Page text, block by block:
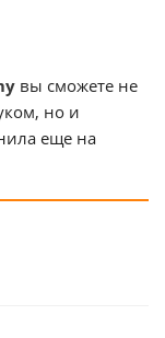
вы сможете не
но и
еще на